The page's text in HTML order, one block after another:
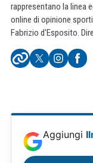
rappresentano la linea
online di opinione
Fabrizio d'Esposito.
Aggiungi